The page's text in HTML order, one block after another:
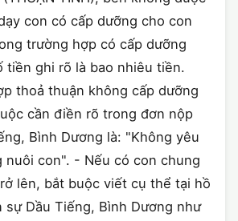
TỊCH
ĐỘNG
con có cấp dưỡng cho con
trường hợp có cấp dưỡng
tiền ghi rõ là bao nhiêu tiền.
thoả thuận không cấp dưỡng
cần điền rõ trong đơn nộp
Bình Dương là: "Không yêu
nuôi con". - Nếu có con chung
lên, bắt buộc viết cụ thể tại hồ
sự Dầu Tiếng, Bình Dương như